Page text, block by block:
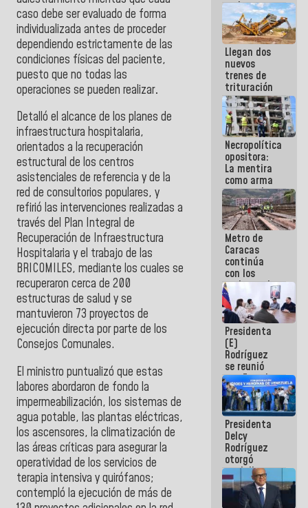
caso debe ser evaluado de forma
individualizada antes de proceder
dependiendo estrictamente de las
condiciones físicas del paciente,
puesto que no todas las
operaciones se pueden realizar.
Detalló el alcance de los planes de
infraestructura hospitalaria,
orientados a la recuperación
estructural de los centros
asistenciales de referencia y de la
red de consultorios populares, y
refirió las intervenciones realizadas a
través del Plan Integral de
Recuperación de Infraestructura
Hospitalaria y el trabajo de las
BRICOMILES, mediante los cuales se
recuperaron cerca de 200
estructuras de salud y se
mantuvieron 73 proyectos de
ejecución directa por parte de los
Consejos Comunales.
El ministro puntualizó que estas
labores abordaron de fondo la
impermeabilización, los sistemas de
agua potable, las plantas eléctricas,
los ascensores, la climatización de
las áreas críticas para asegurar la
operatividad de los servicios de
terapia intensiva y quirófanos;
contempló la ejecución de más de
cada vez
que escribes
porque lo
que haces
es
embarrarla
Llegan dos
nuevos
trenes de
trituración
para
optimizar
manejo de
escombros
en La Guaira
Necropolítica
opositora:
La mentira
como arma
contra el
Pueblo
Metro de
Caracas
continúa
con los
trabajos de
mantenimiento
e inspección
en la Línea 2
Presidenta
(E)
Rodríguez
se reunió
con Estado
Mayor
Eléctrico
para
abordar
planes de
acción
Presidenta
Delcy
Rodríguez
otorgó
medalla
"Héroe de
Venezuela"